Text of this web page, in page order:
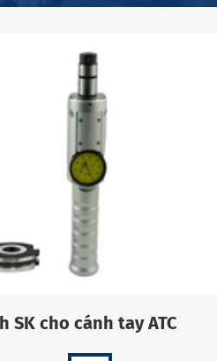
SK cho cánh tay ATC